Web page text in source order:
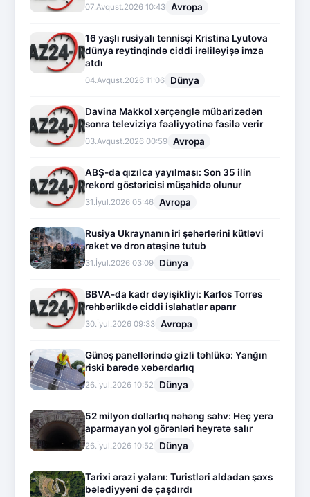
07.Avqust.2026 10:43 Avropa
16 yaşlı rusiyalı tennisçi Kristina Lyutova
dünya reytinqində ciddi irəliləyişə imza
atdı
04.Avqust.2026 11:06 Dünya
Davina Makkol xərçənglə mübarizədən
sonra televiziya fəaliyyətinə fasilə verir
03.Avqust.2026 00:59 Avropa
ABŞ-da qızılca yayılması: Son 35 ilin
rekord göstəricisi müşahidə olunur
31.İyul.2026 05:46 Avropa
Rusiya Ukraynanın iri şəhərlərini kütləvi
raket və dron atəşinə tutub
31.İyul.2026 03:09 Dünya
BBVA-da kadr dəyişikliyi: Karlos Torres
rəhbərlikdə ciddi islahatlar aparır
30.İyul.2026 09:33 Avropa
Günəş panellərində gizli təhlükə: Yanğın
riski barədə xəbərdarlıq
26.İyul.2026 10:52 Dünya
52 milyon dollarlıq nəhəng səhv: Heç yerə
aparmayan yol görənləri heyrətə salır
26.İyul.2026 10:52 Dünya
Tarixi ərazi yalanı: Turistləri aldadan şəxs
bələdiyyəni də çaşdırdı